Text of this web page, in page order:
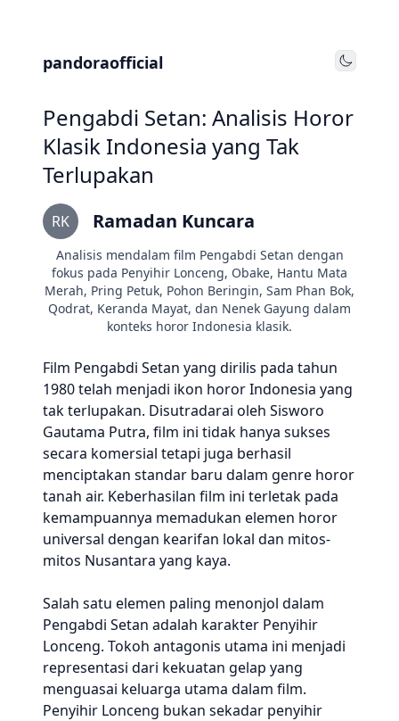
pandoraofficial Toggle
Pengabdi Setan: Analisis Horor
Klasik Indonesia yang Tak
Terlupakan
RK Ramadan Kuncara
Analisis mendalam film Pengabdi Setan dengan
fokus pada Penyihir Lonceng, Obake, Hantu Mata
Merah, Pring Petuk, Pohon Beringin, Sam Phan Bok,
Qodrat, Keranda Mayat, dan Nenek Gayung dalam
konteks horor Indonesia klasik.
Film Pengabdi Setan yang dirilis pada tahun
1980 telah menjadi ikon horor Indonesia yang
tak terlupakan. Disutradarai oleh Sisworo
Gautama Putra, film ini tidak hanya sukses
secara komersial tetapi juga berhasil
menciptakan standar baru dalam genre horor
tanah air. Keberhasilan film ini terletak pada
kemampuannya memadukan elemen horor
universal dengan kearifan lokal dan mitos-
mitos Nusantara yang kaya.
Salah satu elemen paling menonjol dalam
Pengabdi Setan adalah karakter Penyihir
Lonceng. Tokoh antagonis utama ini menjadi
representasi dari kekuatan gelap yang
menguasai keluarga utama dalam film.
Penyihir Lonceng bukan sekadar penyihir